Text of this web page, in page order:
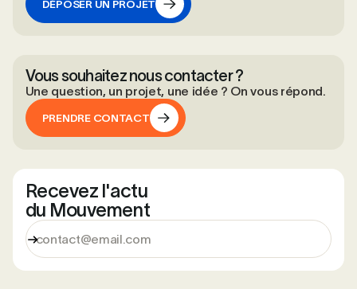
DÉPOSER UN PROJET
Vous souhaitez nous contacter ?
Une question, un projet, une idée ? On vous répond.
PRENDRE CONTACT
Recevez l'actu
du Mouvement